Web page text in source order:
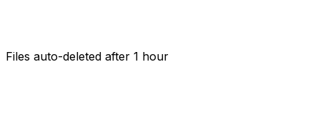
Files auto-deleted after 1 hour